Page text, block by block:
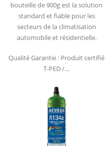
bouteille de 900g est la solution
standard et fiable pour les
secteurs de la climatisation
automobile et résidentielle.
Qualité Garantie : Produit certifié
T-PED /…